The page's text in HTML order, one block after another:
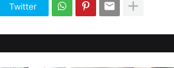
Twitter